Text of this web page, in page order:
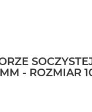
- ROZMIAR